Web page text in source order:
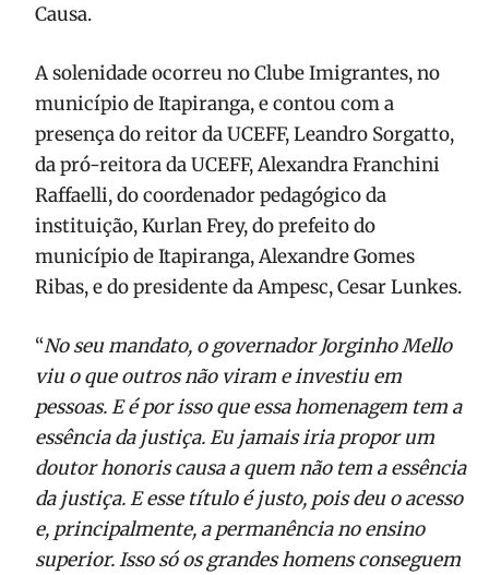
Causa.
A solenidade ocorreu no Clube Imigrantes, no
município de Itapiranga, e contou com a
presença do reitor da UCEFF, Leandro Sorgatto,
da pró-reitora da UCEFF, Alexandra Franchini
Raffaelli, do coordenador pedagógico da
instituição, Kurlan Frey, do prefeito do
município de Itapiranga, Alexandre Gomes
Ribas, e do presidente da Ampesc, Cesar Lunkes.
“No seu mandato, o governador Jorginho Mello
viu o que outros não viram e investiu em
pessoas. E é por isso que essa homenagem tem a
essência da justiça. Eu jamais iria propor um
doutor honoris causa a quem não tem a essência
da justiça. E esse título é justo, pois deu o acesso
e, principalmente, a permanência no ensino
superior. Isso só os grandes homens conseguem